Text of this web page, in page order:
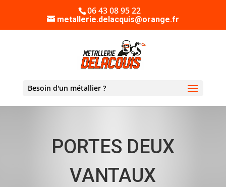
06 43 08 95 22
metallerie.delacquis@orange.fr
PORTES DEUX
VANTAUX